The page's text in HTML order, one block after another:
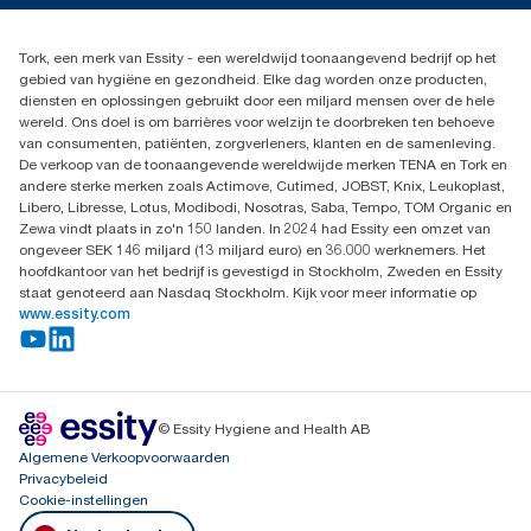
Productklacht
Dispenserklacht
030 - 698 46 66
Essity Netherlands B.V.
Arnhemse Bovenweg 120
3708 AH ZEIST
Nederland
Tork, een merk van Essity - een wereldwijd toonaangevend bedrijf op het
gebied van hygiëne en gezondheid. Elke dag worden onze producten,
diensten en oplossingen gebruikt door een miljard mensen over de hele
wereld. Ons doel is om barrières voor welzijn te doorbreken ten behoeve
van consumenten, patiënten, zorgverleners, klanten en de samenleving.
De verkoop van de toonaangevende wereldwijde merken TENA en Tork en
andere sterke merken zoals Actimove, Cutimed, JOBST, Knix, Leukoplast,
Libero, Libresse, Lotus, Modibodi, Nosotras, Saba, Tempo, TOM Organic en
Zewa vindt plaats in zo'n 150 landen. In 2024 had Essity een omzet van
ongeveer SEK 146 miljard (13 miljard euro) en 36.000 werknemers. Het
hoofdkantoor van het bedrijf is gevestigd in Stockholm, Zweden en Essity
staat genoteerd aan Nasdaq Stockholm. Kijk voor meer informatie op
www.essity.com
© Essity Hygiene and Health AB
Algemene Verkoopvoorwaarden
Privacybeleid
Cookie-instellingen